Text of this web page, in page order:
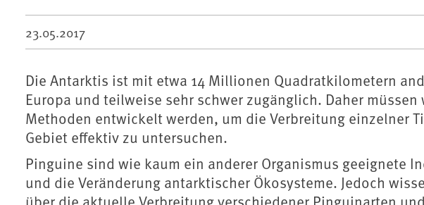
23.05.2017
Die Antarktis ist mit etwa 14 Millionen Quadratkilometern
Europa und teilweise sehr schwer zugänglich. Daher
Methoden entwickelt werden, um die Verbreitung einzelner
Gebiet effektiv zu untersuchen.
Pinguine sind wie kaum ein anderer Organismus geeignete
und die Veränderung antarktischer Ökosysteme. Jedoch